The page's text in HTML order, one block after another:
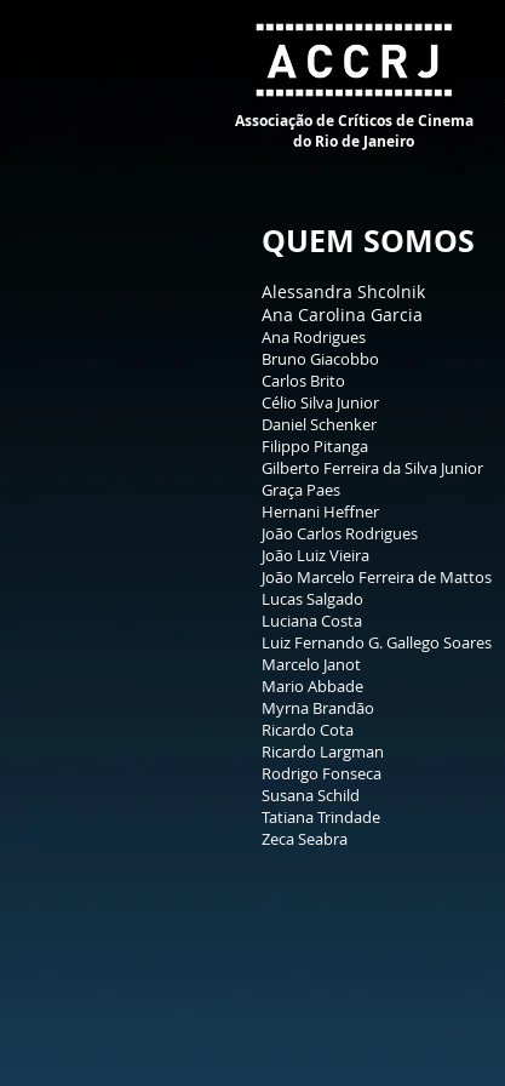
Associação de Críticos de Cinema
do Rio de Janeiro
QUEM SOMOS
Alessandra Shcolnik
Ana Carolina Garcia
Ana Rodrigues
Bruno Giacobbo
Carlos Brito
Célio Silva Junior
Daniel Schenker
Filippo Pitanga
Gilberto Ferreira da Silva Junior
Graça Paes
Hernani Heffner
João Carlos Rodrigues
João Luiz Vieira
João Marcelo Ferreira de Mattos
Lucas Salgado
Luciana Costa
Luiz Fernando G. Gallego Soares
Marcelo Janot
Mario Abbade
Myrna Brandão
Ricardo Cota
Ricardo Largman
Rodrigo Fonseca
Susana Schild
Tatiana Trindade
Zeca Seabra